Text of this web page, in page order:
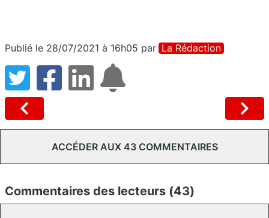
Publié le 28/07/2021 à 16h05 par La Rédaction
ACCÉDER AUX 43 COMMENTAIRES
Commentaires des lecteurs (43)